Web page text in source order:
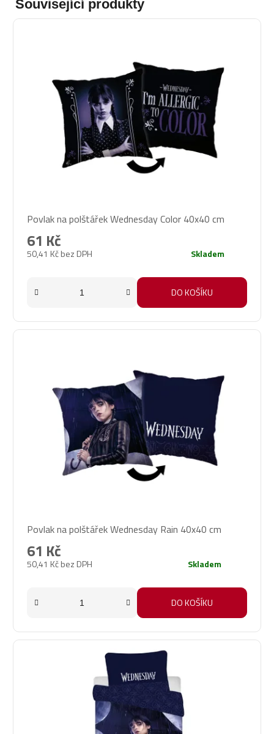
Související produkty
Povlak na polštářek Wednesday Color 40x40 cm
50,41 Kč bez DPH
61 Kč
Skladem
DO KOŠÍKU
Povlak na polštářek Wednesday Rain 40x40 cm
50,41 Kč bez DPH
61 Kč
Skladem
DO KOŠÍKU